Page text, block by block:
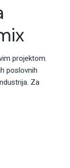
projektom.
poslovnih
Za